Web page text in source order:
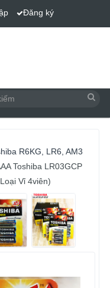
Đăng ký
R6KG, LR6, AM3
Toshiba LR03GCP
Vỉ 4viên)